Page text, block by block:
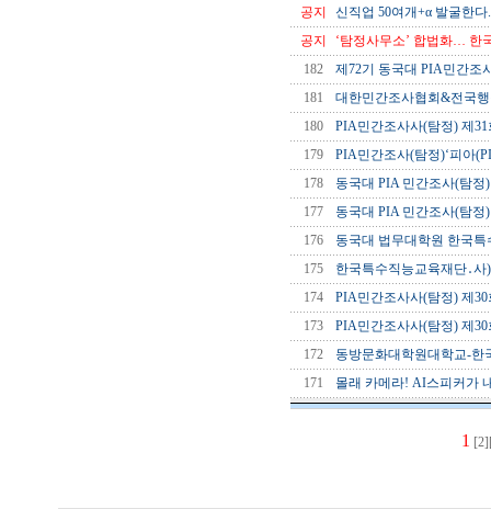
공지
신직업 50여개+α 발굴한
공지
‘탐정사무소’ 합법화… 한
182
제72기 동국대 PIA민간조
181
대한민간조사협회&전국
180
PIA민간조사사(탐정) 제31
179
PIA민간조사(탐정)‘피아
178
동국대 PIA 민간조사(탐
177
동국대 PIA 민간조사(탐
176
동국대 법무대학원 한국
175
한국특수직능교육재단․
174
PIA민간조사사(탐정) 제
173
PIA민간조사사(탐정) 제
172
동방문화대학원대학교-한
171
몰래 카메라! AI스피커가
1 [2]